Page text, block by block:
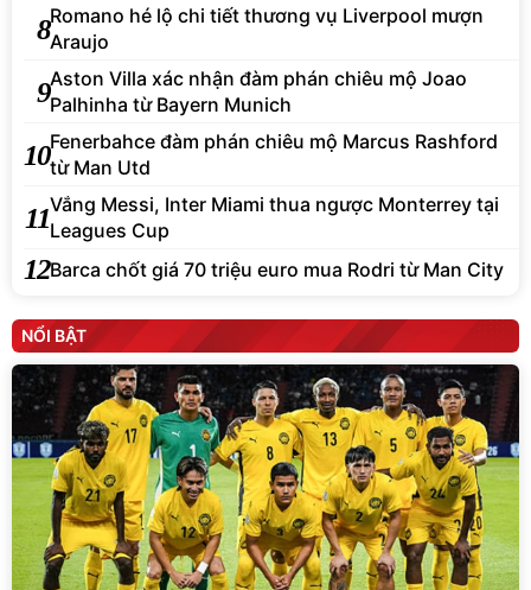
8Romano hé lộ chi tiết thương vụ Liverpool mượn
Araujo
9Aston Villa xác nhận đàm phán chiêu mộ Joao
Palhinha từ Bayern Munich
10Fenerbahce đàm phán chiêu mộ Marcus Rashford
từ Man Utd
11Vắng Messi, Inter Miami thua ngược Monterrey tại
Leagues Cup
12Barca chốt giá 70 triệu euro mua Rodri từ Man City
NỔI BẬT